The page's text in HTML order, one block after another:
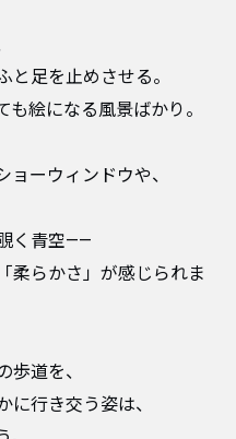
足を止めさせる。
絵になる風景ばかり。
ーウィンドウや、
く青空——
柔らかさ」が感じられま
歩道を、
に行き交う姿は、